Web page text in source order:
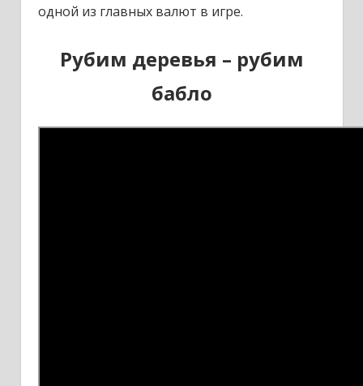
одной из главных валют в игре.
Рубим деревья – рубим
бабло